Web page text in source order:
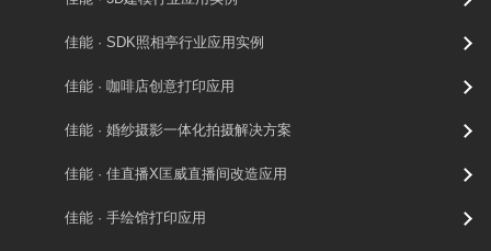
佳能 · SDK照相亭行业应用实例
佳能 · 咖啡店创意打印应用
佳能 · 婚纱摄影一体化拍摄解决方案
佳能 · 佳直播X匡威直播间改造应用
佳能 · 手绘馆打印应用